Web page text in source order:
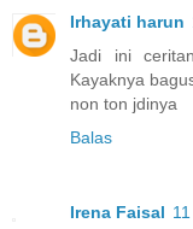
Irhayati harun
Jadi ini
Kayaknya
non ton jdinya
Balas
Irena Faisal